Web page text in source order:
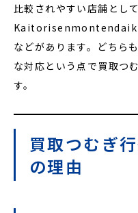
比較されやすい店舗として
などがあります。どちら
な対応という点で買取つ
す。
買取つむぎ
の理由